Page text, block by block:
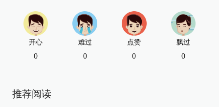
开心
0
难过
0
点赞
0
飘过
0
推荐阅读